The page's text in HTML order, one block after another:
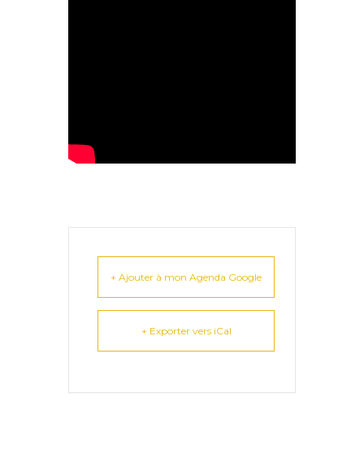
+ Ajouter à mon Agenda Google
+ Exporter vers iCal